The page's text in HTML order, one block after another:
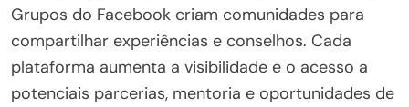
Grupos do Facebook criam comunidades para
compartilhar experiências e conselhos. Cada
plataforma aumenta a visibilidade e o acesso a
potenciais parcerias, mentoria e oportunidades de